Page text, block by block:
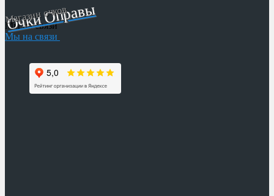
Очки Оправы
Магазин очков
Мы на связи
Мы на связи